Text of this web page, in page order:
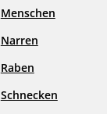
Menschen
Narren
Raben
Schnecken